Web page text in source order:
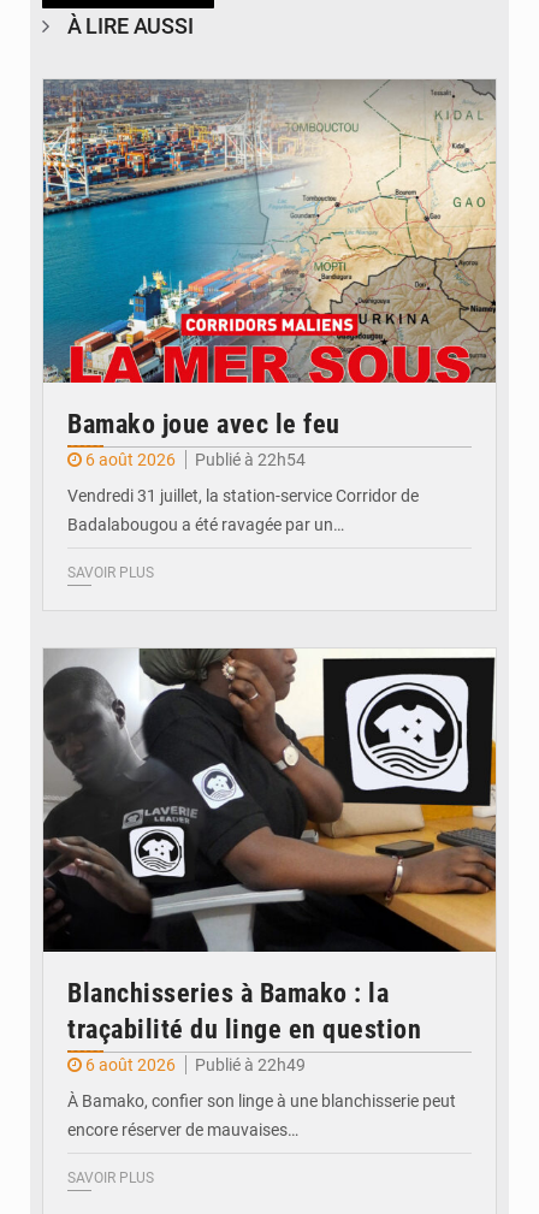
À LIRE AUSSI
© JDM
Bamako joue avec le feu
6 août 2026
Publié à 22h54
Vendredi 31 juillet, la station-service Corridor de
Badalabougou a été ravagée par un…
SAVOIR PLUS
Blanchisseries à Bamako : la
traçabilité du linge en question
6 août 2026
Publié à 22h49
À Bamako, confier son linge à une blanchisserie peut
encore réserver de mauvaises…
SAVOIR PLUS